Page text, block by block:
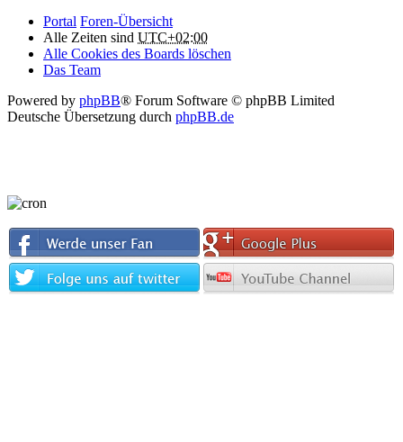
Portal Foren-Übersicht
Alle Zeiten sind UTC+02:00
Alle Cookies des Boards löschen
Das Team
Powered by phpBB® Forum Software © phpBB Limited
Deutsche Übersetzung durch phpBB.de